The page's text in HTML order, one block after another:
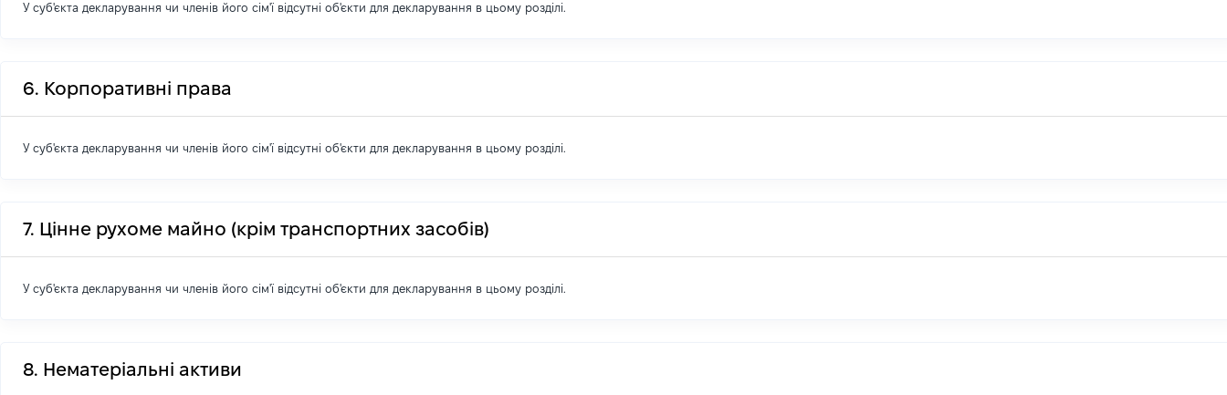
У суб'єкта декларування чи членів його сім'ї відсутні об'єкти для декларування в цьому розділі.
6. Корпоративні права
У суб'єкта декларування чи членів його сім'ї відсутні об'єкти для декларування в цьому розділі.
7. Цінне рухоме майно (крім транспортних засобів)
У суб'єкта декларування чи членів його сім'ї відсутні об'єкти для декларування в цьому розділі.
8. Нематеріальні активи